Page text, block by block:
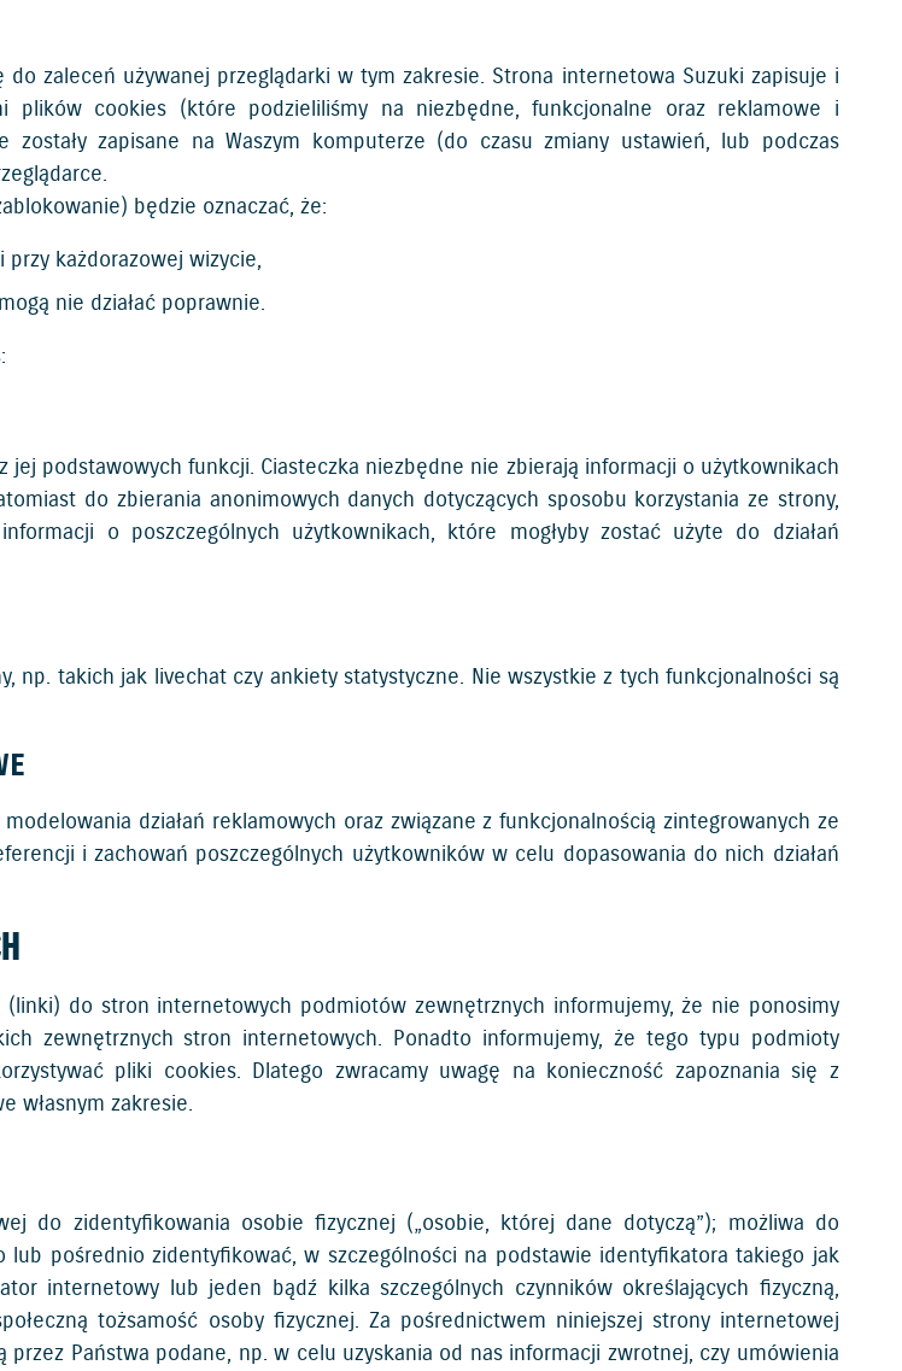
zaleceń używanej przeglądarki w tym zakresie. Strona internetowa Suzuki zapisuje i
plików cookies (które podzieliliśmy na niezbędne, funkcjonalne oraz reklamowe i
zostały zapisane na Waszym komputerze (do czasu zmiany ustawień, lub podczas
będzie oznaczać, że:
każdorazowej wizycie,
nie działać poprawnie.
podstawowych funkcji. Ciasteczka niezbędne nie zbierają informacji o użytkownikach
do zbierania anonimowych danych dotyczących sposobu korzystania ze strony,
o poszczególnych użytkownikach, które mogłyby zostać użyte do działań
np. takich jak livechat czy ankiety statystyczne. Nie wszystkie z tych funkcjonalności są
działań reklamowych oraz związane z funkcjonalnością zintegrowanych ze
i zachowań poszczególnych użytkowników w celu dopasowania do nich działań
(linki) do stron internetowych podmiotów zewnętrznych informujemy, że nie ponosimy
zewnętrznych stron internetowych. Ponadto informujemy, że tego typu podmioty
pliki cookies. Dlatego zwracamy uwagę na konieczność zapoznania się z
własnym zakresie.
do zidentyfikowania osobie fizycznej („osobie, której dane dotyczą”); możliwa do
pośrednio zidentyfikować, w szczególności na podstawie identyfikatora takiego jak
internetowy lub jeden bądź kilka szczególnych czynników określających fizyczną,
tożsamość osoby fizycznej. Za pośrednictwem niniejszej strony internetowej
Państwa podane, np. w celu uzyskania od nas informacji zwrotnej, czy umówienia